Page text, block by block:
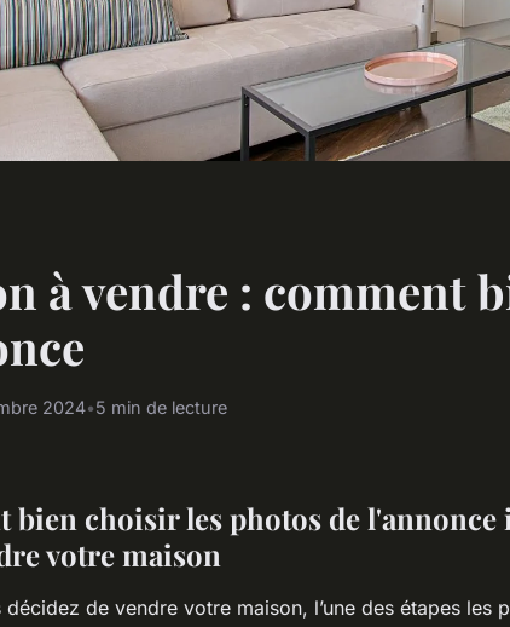
à vendre : comment
2024•5 min de lecture
bien choisir les photos de
votre maison
de vendre votre maison, l’une des étapes les